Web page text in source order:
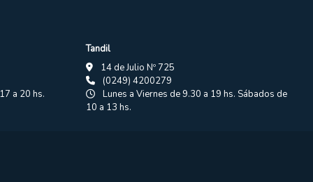
a 20 hs.
Tandil
14 de Julio Nº 725
(0249) 4200279
Lunes a Viernes de 9.30 a 19 hs. Sábados de
10 a 13 hs.